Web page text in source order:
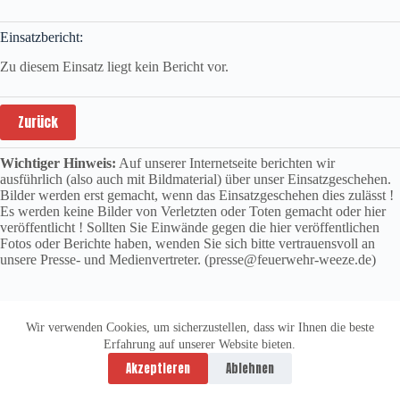
Wir verwenden Cookies, um sicherzustellen, dass wir Ihnen die beste
Erfahrung auf unserer Website bieten.
Akzeptieren Ablehnen
Einsatzbericht:
Zu diesem Einsatz liegt kein Bericht vor.
Zurück
Wichtiger Hinweis: Auf unserer Internetseite berichten wir
ausführlich (also auch mit Bildmaterial) über unser Einsatzgeschehen.
Bilder werden erst gemacht, wenn das Einsatzgeschehen dies zulässt !
Es werden keine Bilder von Verletzten oder Toten gemacht oder hier
veröffentlicht ! Sollten Sie Einwände gegen die hier veröffentlichen
Fotos oder Berichte haben, wenden Sie sich bitte vertrauensvoll an
unsere Presse- und Medienvertreter. (presse@feuerwehr-weeze.de)
Datenschutzerklärung
Impressum
Copyright © 2026 -
vitolution